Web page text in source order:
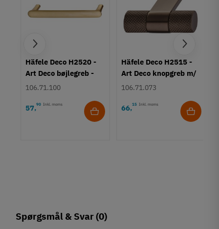
Häfele Deco H2520 -
Art Deco bøjlegreb -
Børstet guldfarvet
106.71.100
57,90 Inkl. moms
Häfele Deco H2515 -
Art Deco knopgreb m/
struktur - Bronzefarve
106.71.073
66,15 Inkl. moms
Spørgsmål & Svar(0)